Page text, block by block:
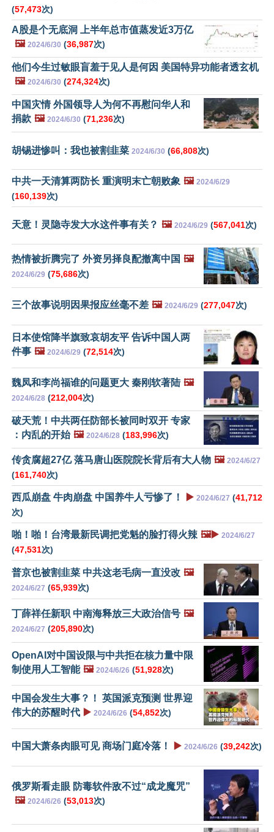
(57,473次)
A股是个无底洞 上半年总市值蒸发近3万亿
🖼️ 2024/6/30 (36,987次)
他们今生过敏眼盲羞于见人是何因 美国特异功能者透玄机
🖼️ 2024/6/30 (274,324次)
中国灾情 外国领导人为何不再慰问华人和
捐款 🖼️ 2024/6/30 (71,236次)
胡锡进惨叫：我也被割韭菜 2024/6/30 (66,808次)
中共一天清算两防长 重演明末亡朝败象 🖼️ 2024/6/29
(160,139次)
天意！灵隐寺发大水这件事有关？ 🖼️ 2024/6/29 (567,041次)
热情被折腾完了 外资另择良配撤离中国 🖼️
2024/6/29 (75,686次)
三个故事说明因果报应丝毫不差 🖼️ 2024/6/29 (277,047次)
日本使馆降半旗致哀胡友平 告诉中国人两
件事 🖼️ 2024/6/29 (72,514次)
魏凤和李尚福谁的问题更大 秦刚软著陆 🖼️
2024/6/28 (212,004次)
破天荒！中共两任防部长被同时双开 专家
：内乱的开始 🖼️ 2024/6/28 (183,996次)
传贪腐超27亿 落马唐山医院院长背后有大人物 🖼️ 2024/6/27
(161,740次)
西瓜崩盘 牛肉崩盘 中国养牛人亏惨了！ ▶️ 2024/6/27 (41,712
次)
啪！啪！台湾最新民调把党魁的脸打得火辣 🖼️▶️ 2024/6/27
(47,531次)
普京也被割韭菜 中共这老毛病一直没改 🖼️
2024/6/27 (65,939次)
丁薛祥任新职 中南海释放三大政治信号 🖼️
2024/6/27 (205,890次)
OpenAI对中国设限与中共拒在核力量中限
制使用人工智能 🖼️ 2024/6/26 (51,928次)
中国会发生大事？！ 英国派克预测 世界迎
伟大的苏醒时代 ▶️ 2024/6/26 (54,852次)
中国大萧条肉眼可见 商场门庭冷落！ ▶️ 2024/6/26 (39,242次)
俄罗斯看走眼 防毒软件敌不过“成龙魔咒”
🖼️ 2024/6/26 (53,013次)